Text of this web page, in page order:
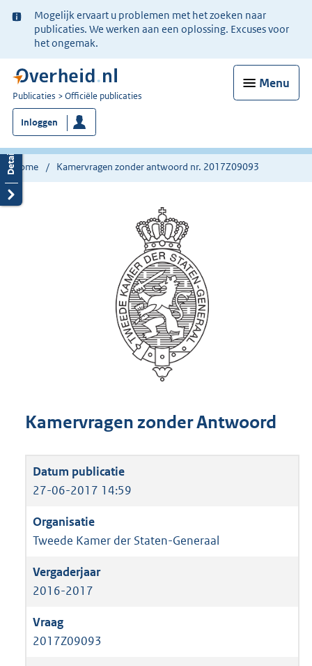
Ter
informatie:
Mogelijk ervaart u problemen met het zoeken naar
publicaties. We werken aan een oplossing. Excuses voor
het ongemak.
Menu
U
bent
nu
hier:
Publicaties Officiële publicaties
Inloggen
Home Kamervragen zonder antwoord nr. 2017Z09093
Kamervragen zonder Antwoord
27-06-2017 14:59
Tweede Kamer der Staten-Generaal
2016-2017
2017Z09093